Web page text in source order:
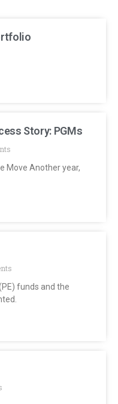
Story: PGMs
Move Another year,
funds and the